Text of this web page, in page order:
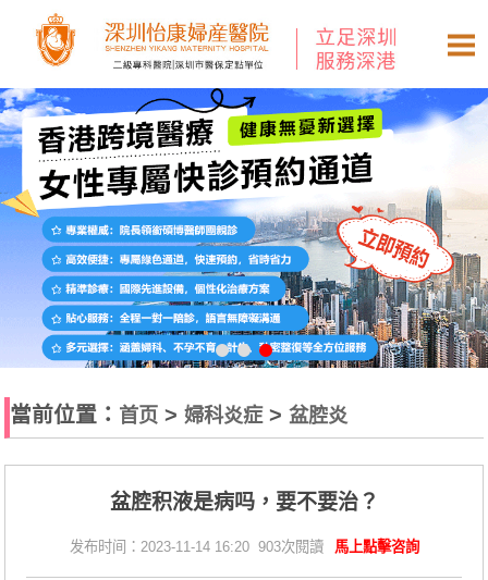
當前位置： 首页 >婦科炎症>盆腔炎
盆腔积液是病吗，要不要治？
发布时间：2023-11-14 16:20 903次閱讀 馬上點擊咨詢